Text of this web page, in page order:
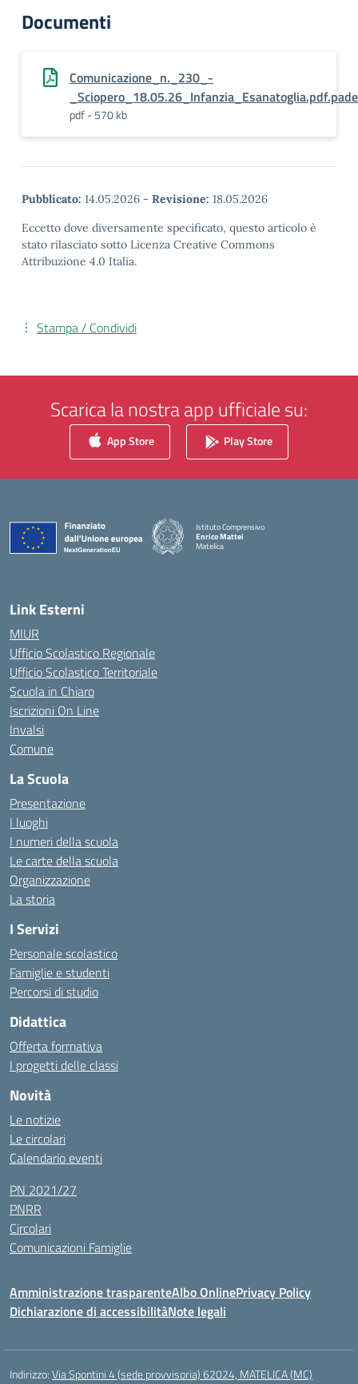
Documenti
Comunicazione_n._230_-
pdf - 570 kb
Pubblicato: 14.05.2026 - Revisione: 18.05.2026
Eccetto dove diversamente specificato, questo articolo è
stato rilasciato sotto Licenza Creative Commons
Attribuzione 4.0 Italia.
Stampa / Condividi
Scarica la nostra app ufficiale su:
App Store Play Store
Istituto Comprensivo
Enrico Mattei
Matelica
Link Esterni
MIUR
Ufficio Scolastico Regionale
Ufficio Scolastico Territoriale
Scuola in Chiaro
Iscrizioni On Line
Invalsi
Comune
La Scuola
Presentazione
I luoghi
I numeri della scuola
Le carte della scuola
Organizzazione
La storia
I Servizi
Personale scolastico
Famiglie e studenti
Percorsi di studio
Didattica
Offerta formativa
I progetti delle classi
Novità
Le notizie
Le circolari
Calendario eventi
PN 2021/27
PNRR
Circolari
Comunicazioni Famiglie
Amministrazione trasparenteAlbo OnlinePrivacy Policy
Dichiarazione di accessibilitàNote legali
Indirizzo:Via Spontini 4 (sede provvisoria) 62024, MATELICA (MC)